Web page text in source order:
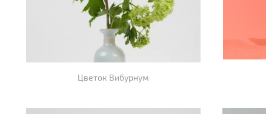
Цветок Вибурнум